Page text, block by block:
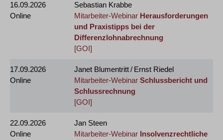
16.09.2026
Online
Sebastian Krabbe
Mitarbeiter-Webinar Herausforderungen
und Praxistipps bei der
Differenzlohnabrechnung
[GOI]
17.09.2026
Online
Janet Blumentritt / Ernst Riedel
Mitarbeiter-Webinar Schlussbericht und
Schlussrechnung
[GOI]
22.09.2026
Online
Jan Steen
Mitarbeiter-Webinar Insolvenzrechtliche